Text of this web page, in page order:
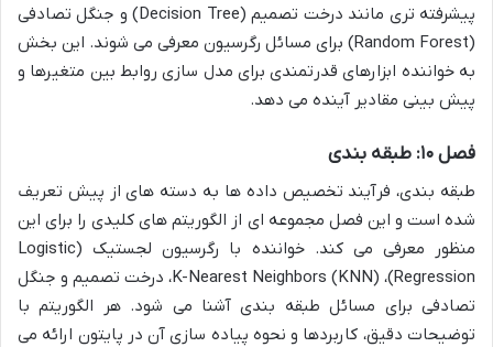
پیشرفته تری مانند درخت تصمیم (Decision Tree) و جنگل تصادفی
(Random Forest) برای مسائل رگرسیون معرفی می شوند. این بخش
به خواننده ابزارهای قدرتمندی برای مدل سازی روابط بین متغیرها و
پیش بینی مقادیر آینده می دهد.
فصل ۱۰: طبقه بندی
طبقه بندی، فرآیند تخصیص داده ها به دسته های از پیش تعریف
شده است و این فصل مجموعه ای از الگوریتم های کلیدی را برای این
منظور معرفی می کند. خواننده با رگرسیون لجستیک (Logistic
Regression)، K-Nearest Neighbors (KNN)، درخت تصمیم و جنگل
تصادفی برای مسائل طبقه بندی آشنا می شود. هر الگوریتم با
توضیحات دقیق، کاربردها و نحوه پیاده سازی آن در پایتون ارائه می